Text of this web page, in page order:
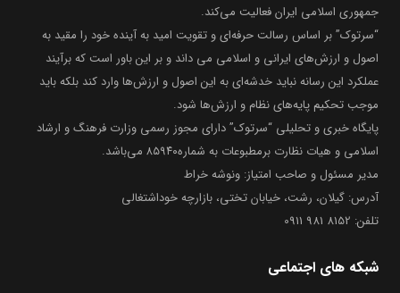
جمهوری اسلامی ایران فعالیت می‌کند.
“سرتوک” بر اساس رسالت حرفه‌ای و تقویت امید به آینده خود را مقید به
اصول و ارزش‌های ایرانی و اسلامی می داند و بر این باور است که برآیند
عملکرد این رسانه نباید خدشه‌ای به این اصول و ارزش‌ها وارد کند بلکه باید
موجب تحکیم پایه‌های نظام و ارزش‌ها شود.
پایگاه خبری و تحلیلی “سرتوک” دارای مجوز رسمی وزارت فرهنگ و ارشاد
اسلامی و هیات نظارت برمطبوعات به شماره۸۵۹۴۰ می‌باشد.
مدیر مسئول و صاحب امتیاز: ونوشه خراط
آدرس: گیلان، رشت، خیابان تختی، بازارچه خوداشتغالی
تلفن: 8152 981 0911
شبکه های اجتماعی